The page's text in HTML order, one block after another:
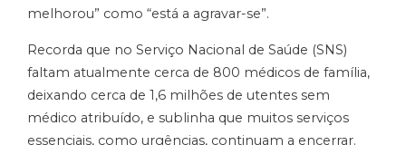
melhorou” como “está a agravar-se”.
Recorda que no Serviço Nacional de Saúde (SNS)
faltam atualmente cerca de 800 médicos de família,
deixando cerca de 1,6 milhões de utentes sem
médico atribuído, e sublinha que muitos serviços
essenciais, como urgências, continuam a encerrar.